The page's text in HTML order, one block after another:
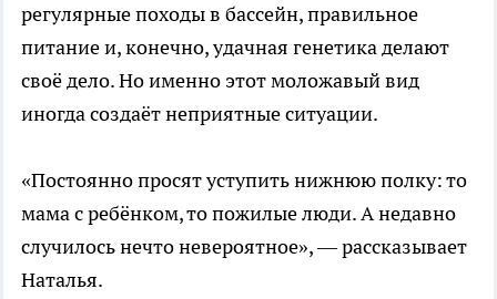
регулярные походы в бассейн, правильное
питание и, конечно, удачная генетика делают
своё дело. Но именно этот моложавый вид
иногда создаёт неприятные ситуации.
«Постоянно просят уступить нижнюю полку: то
мама с ребёнком, то пожилые люди. А недавно
случилось нечто невероятное», — рассказывает
Наталья.